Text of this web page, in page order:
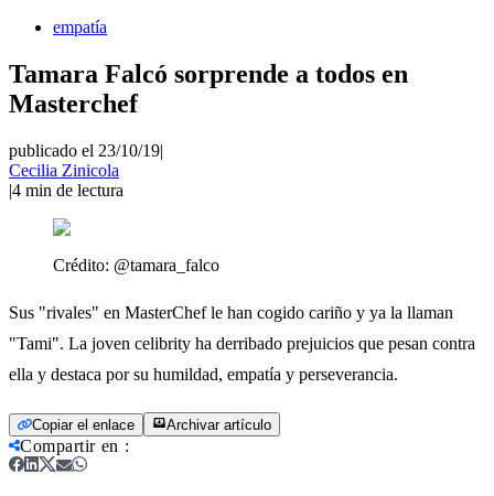
empatía
Tamara Falcó sorprende a todos en
Masterchef
publicado el 23/10/19|
Cecilia Zinicola
|4 min de lectura
Crédito: @tamara_falco
Sus "rivales" en MasterChef le han cogido cariño y ya la llaman
"Tami". La joven celibrity ha derribado prejuicios que pesan contra
ella y destaca por su humildad, empatía y perseverancia.
Copiar el enlace Archivar artículo
Compartir en :